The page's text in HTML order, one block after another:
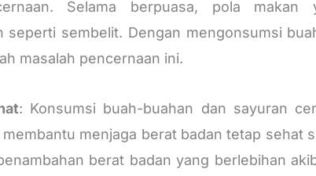
Selama berpuasa, pola makan
seperti sembelit. Dengan mengonsumsi
masalah pencernaan ini.
: Konsumsi buah-buahan dan sayuran
menjaga berat badan tetap sehat
berat badan yang berlebihan